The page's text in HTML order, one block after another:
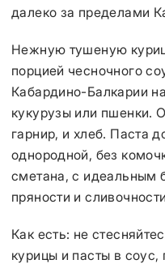
далеко за пределами
Нежную тушеную
порцией чесночного
Кабардино-Балкарии
кукурузы или пшенки.
гарнир, и хлеб. Паста
однородной, без
сметана, с идеальным
пряности и
Как есть: не
курицы и пасты в соус,